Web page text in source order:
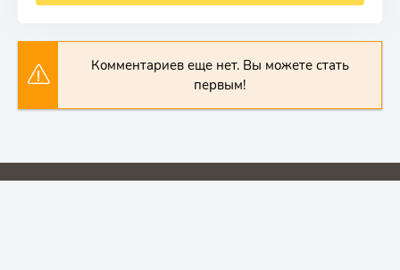
Комментариев еще нет. Вы можете стать
первым!